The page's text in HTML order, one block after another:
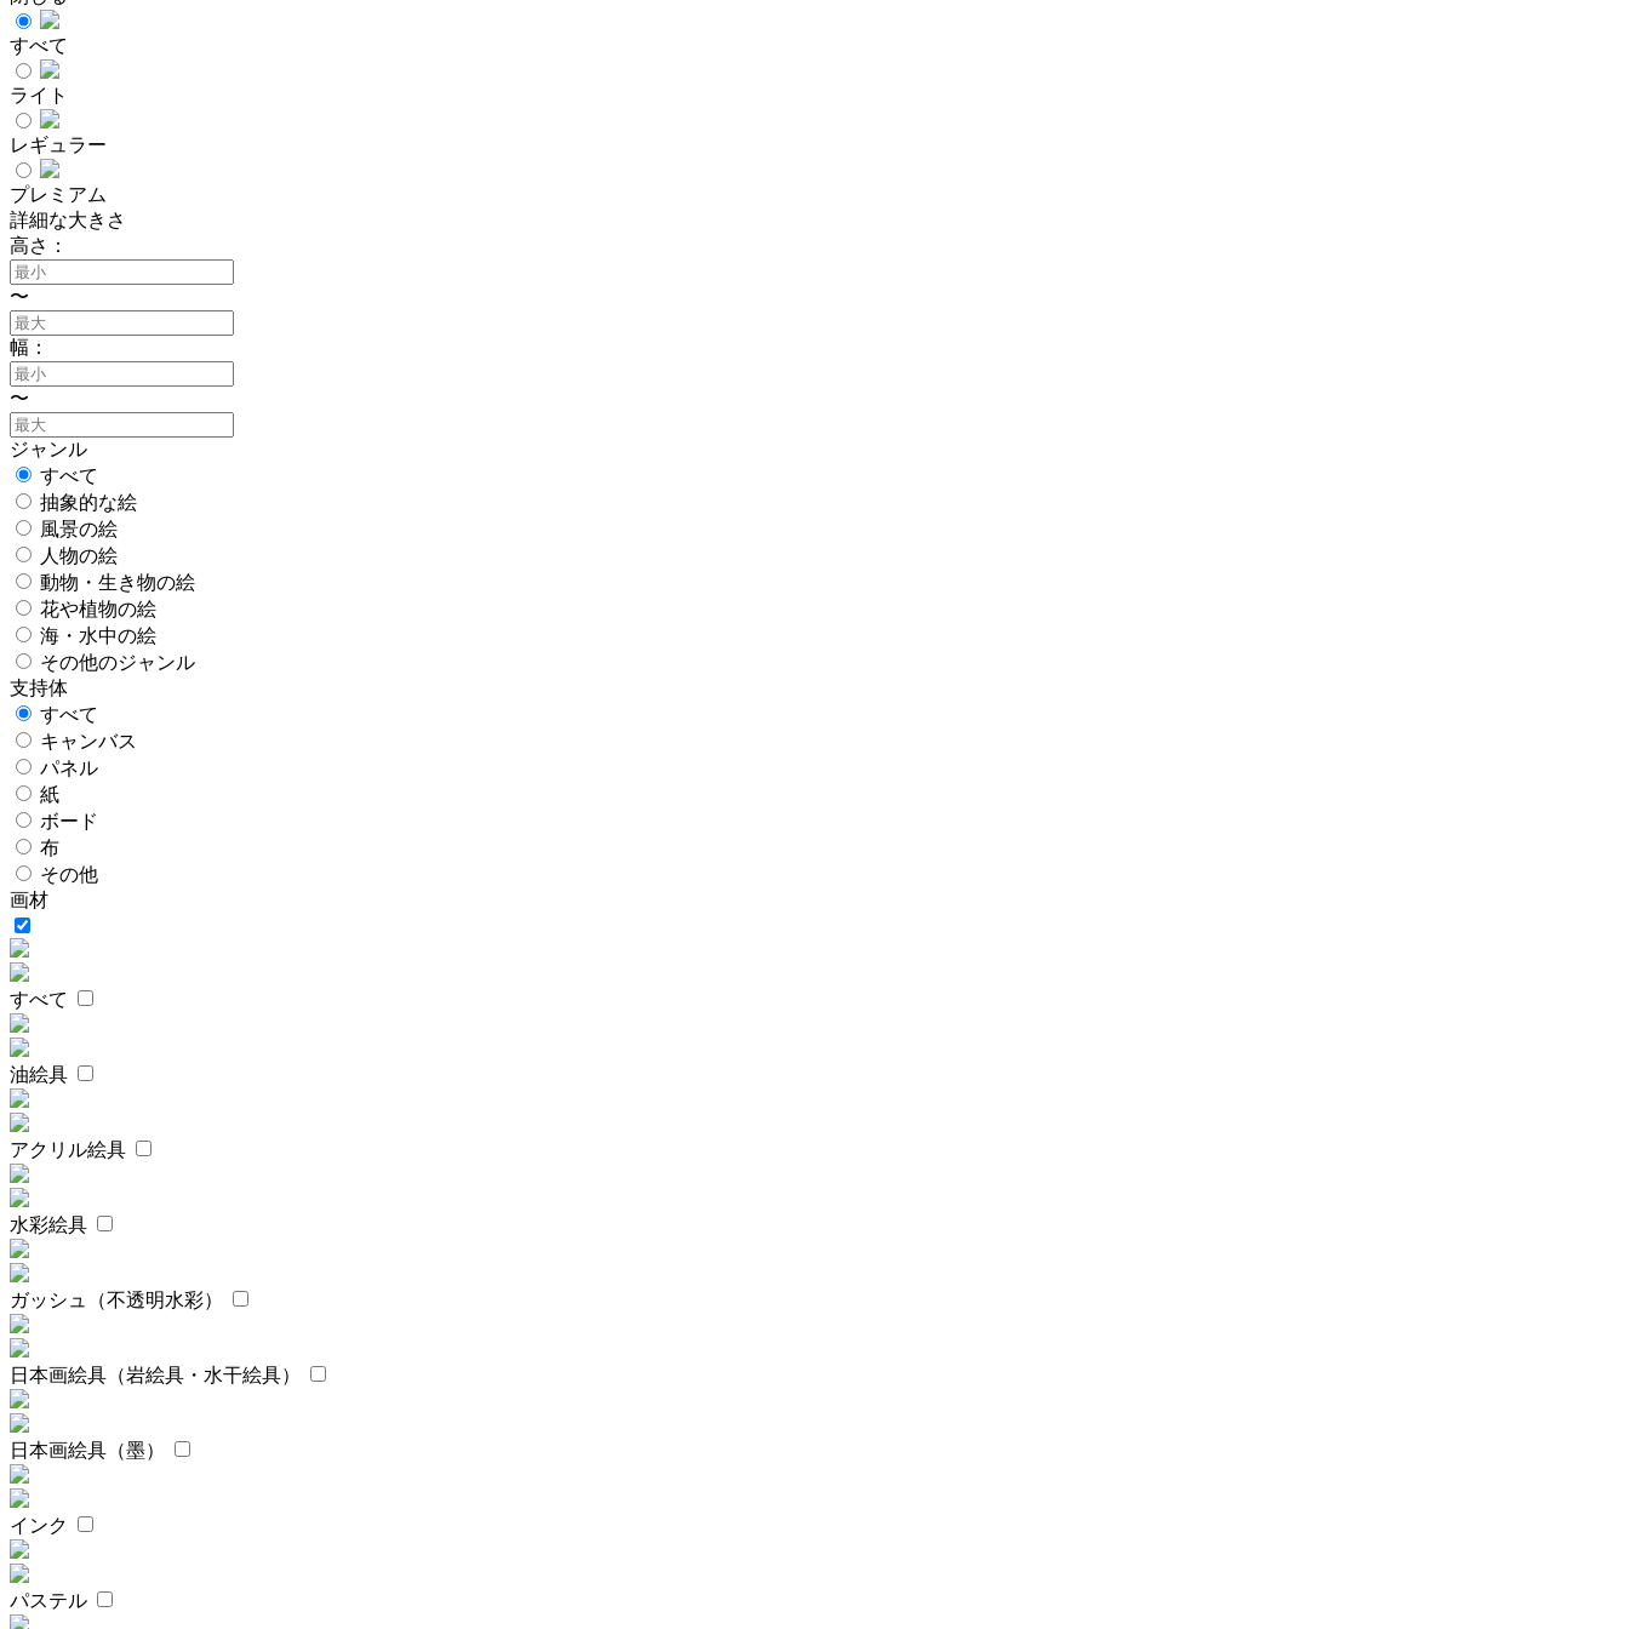
すべて
ライト
レギュラー
プレミアム
詳細な大きさ
高さ：
〜
幅：
〜
ジャンル
すべて
抽象的な絵
風景の絵
人物の絵
動物・生き物の絵
花や植物の絵
海・水中の絵
その他のジャンル
支持体
すべて
キャンバス
パネル
紙
ボード
布
その他
画材
すべて
油絵具
アクリル絵具
水彩絵具
ガッシュ（不透明水彩）
日本画絵具（岩絵具・水干絵具）
日本画絵具（墨）
インク
パステル